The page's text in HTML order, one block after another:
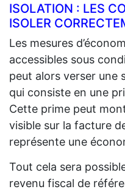
ISOLATION : LES
ISOLER
Les mesures
accessibles sous
peut alors verser une
qui consiste en une
Cette prime peut
visible sur la facture
représente une
Tout cela sera
revenu fiscal de